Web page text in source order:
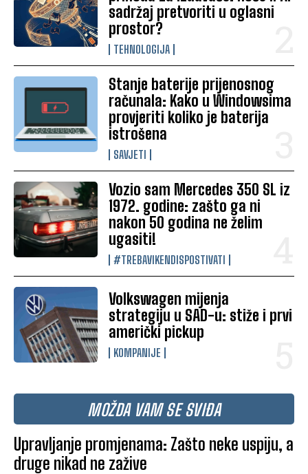
sadržaj pretvoriti u oglasni
prostor?
TEHNOLOGIJA
Stanje baterije prijenosnog
računala: Kako u Windowsima
provjeriti koliko je baterija
istrošena
SAVJETI
Vozio sam Mercedes 350 SL iz
1972. godine: zašto ga ni
nakon 50 godina ne želim
ugasiti!
#TREBAVIKENDISPOSTIVATI
Volkswagen mijenja
strategiju u SAD-u: stiže i prvi
američki pickup
KOMPANIJE
MOŽDA VAM SE SVIĐA
Upravljanje promjenama: Zašto neke uspiju, a
druge nikad ne zažive